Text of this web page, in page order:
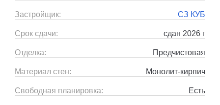
Застройщик: СЗ КУБ
Срок сдачи: сдан 2026 г
Отделка: Предчистовая
Материал стен: Монолит-кирпич
Свободная планировка: Есть